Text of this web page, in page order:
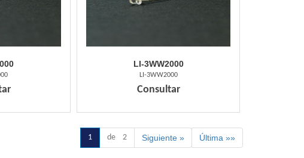
LI-3WW2000
LI-3WW2000
Consultar
1 de 2 Siguiente » Última »»